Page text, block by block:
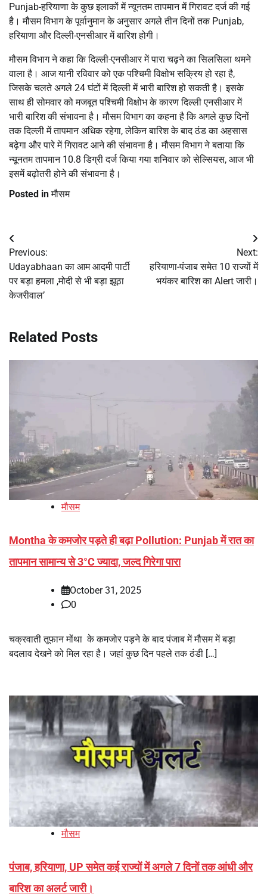
Punjab-हरियाणा के कुछ इलाकों में न्यूनतम तापमान में गिरावट दर्ज की गई
है। मौसम विभाग के पूर्वानुमान के अनुसार अगले तीन दिनों तक Punjab,
हरियाणा और दिल्ली-एनसीआर में बारिश होगी।
मौसम विभाग ने कहा कि दिल्ली-एनसीआर में पारा चढ़ने का सिलसिला थमने
वाला है। आज यानी रविवार को एक पश्चिमी विक्षोभ सक्रिय हो रहा है,
जिसके चलते अगले 24 घंटों में दिल्ली में भारी बारिश हो सकती है। इसके
साथ ही सोमवार को मजबूत पश्चिमी विक्षोभ के कारण दिल्ली एनसीआर में
भारी बारिश की संभावना है। मौसम विभाग का कहना है कि अगले कुछ दिनों
तक दिल्ली में तापमान अधिक रहेगा, लेकिन बारिश के बाद ठंड का अहसास
बढ़ेगा और पारे में गिरावट आने की संभावना है। मौसम विभाग ने बताया कि
न्यूनतम तापमान 10.8 डिग्री दर्ज किया गया शनिवार को सेल्सियस, आज भी
इसमें बढ़ोतरी होने की संभावना है।
Posted inमौसम
Post
navigation
Previous:
Udayabhaan का आम आदमी पार्टी
पर बड़ा हमला ,मोदी से भी बड़ा झूठा
केजरीवाल’
Next:
हरियाणा-पंजाब समेत 10 राज्यों में
भयंकर बारिश का Alert जारी।
Related Posts
मौसम
Montha के कमजोर पड़ते ही बढ़ा Pollution: Punjab में रात का
तापमान सामान्य से 3°C ज्यादा, जल्द गिरेगा पारा
October 31, 2025
0
चक्रवाती तूफान मोंथा के कमजोर पड़ने के बाद पंजाब में मौसम में बड़ा
बदलाव देखने को मिल रहा है। जहां कुछ दिन पहले तक ठंडी […]
मौसम
पंजाब, हरियाणा, UP समेत कई राज्यों में अगले 7 दिनों तक आंधी और
बारिश का अलर्ट जारी।